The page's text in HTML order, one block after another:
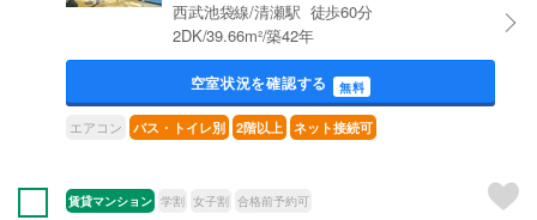
西武池袋線/清瀬駅 徒歩60分
2DK/39.66m²/築42年
空室状況を確認する 無料
エアコン バス・トイレ別 2階以上 ネット接続可
賃貸マンション 学割 女子割 合格前予約可